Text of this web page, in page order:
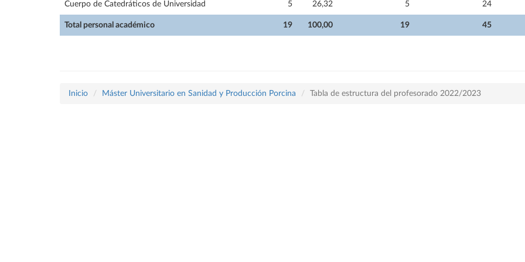
Total personal académico 19 100,00 19 45
Cuerpo de Catedráticos de Universidad 5 26,32 5 24
Inicio Máster Universitario en Sanidad y Producción Porcina Tabla de estructura del profesorado 2022/2023